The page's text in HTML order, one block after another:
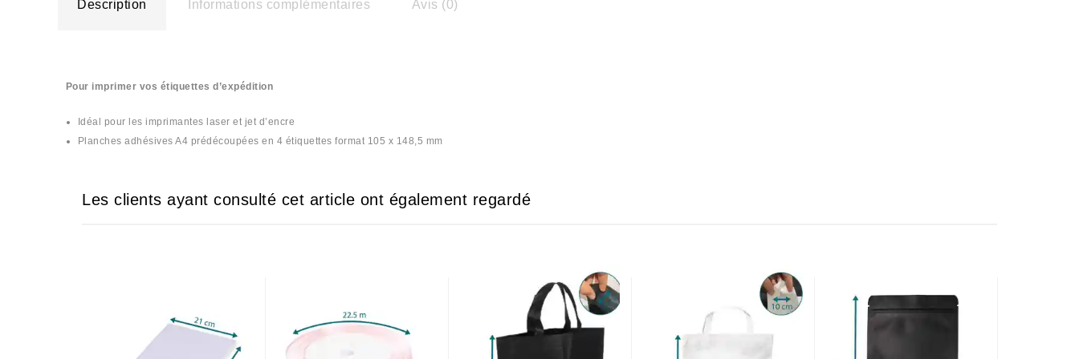
Description Informations complémentaires Avis (0)
Pour imprimer vos étiquettes d’expédition
Idéal pour les imprimantes laser et jet d’encre
Planches adhésives A4 prédécoupées en 4 étiquettes format 105 x 148,5 mm
Les clients ayant consulté cet article ont également regardé